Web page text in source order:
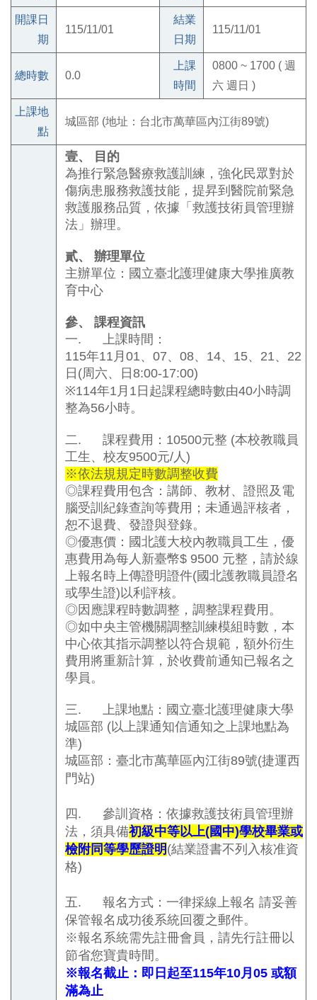
開課日
期
115/11/01
結業
日期
115/11/01
總時數 0.0
上課
時間
0800 ~ 1700 ( 週
六 週日 )
上課地
點
城區部 (地址：台北市萬華區內江街89號)
壹、
目的
為推行緊急醫療救護訓練，強化民眾對於
傷病患服務救護技能，提昇到醫院前緊急
救護服務品質，依據「救護技術員管理辦
法」辦理。
貳、
辦理單位
主辦單位：國立臺北護理健康大學推廣教
育中心
參、
課程資訊
一.
上課時間：
115年11月01、07、08、14、15、21、22
日 (周六、日8:00-17:00)
※114年1月1日起課程總時數由40小時調
整為56小時。
二. 課程費用：10500元整 (本校教職員
工生、校友9500元/ 人 )
※依法規規定時數調整收費
◎課程費用包含：講師、教材、證照及電
腦受訓紀錄查詢等費用；未通過評核者，
恕不退費、發證與登錄。
◎優惠價：國北護大校內教職員工生，優
惠費用為每人新臺幣$ 9500 元整，請於線
上報名時上傳證明證件(國北護教職員證名
或學生證) 以利評核。
◎因應課程時數調整，調整課程費用。
◎如中央主管機關調整訓練模組時數，本
中心依其指示調整以符合規範，額外衍生
費用將重新計算，於收費前通知已報名之
學員。
三.
上課地點：國立臺北護理健康大學
城區部 (以上課通知信通知之上課地點為
準)
城區部：臺北市萬華區內江街89號(捷運西
門站)
四.
參訓資格：依據救護技術員管理辦
法，須具備初級中等以上(國中)學校畢業或
檢附同等學歷證明 (結業證書不列入核准資
格)
五.
報名方式：一律採線上報名 請妥善
保管報名成功後系統回覆之郵件。
※報名系統需先註冊會員，請先行註冊以
節省您寶貴時間。
※報名截止：即日起至115年10月05 或額
滿為止